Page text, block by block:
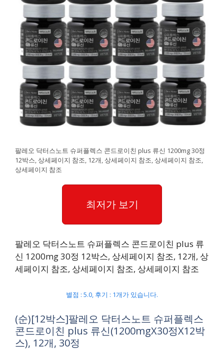
팔레오 닥터스노트 슈퍼플렉스 콘드로이친 plus 류신 1200mg 30정
12박스, 상세페이지 참조, 12개, 상세페이지 참조, 상세페이지 참조,
상세페이지 참조
최저가 보기
팔레오 닥터스노트 슈퍼플렉스 콘드로이친 plus 류
신 1200mg 30정 12박스, 상세페이지 참조, 12개, 상
세페이지 참조, 상세페이지 참조, 상세페이지 참조
별점 : 5.0, 후기 : 1개가 있습니다.
(순)[12박스]팔레오 닥터스노트 슈퍼플렉스
콘드로이친 plus 류신(1200mgX30정X12박
스), 12개, 30정